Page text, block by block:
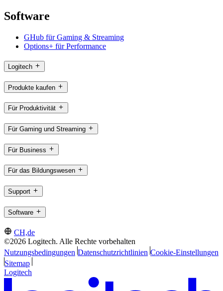
Software
GHub für Gaming & Streaming
Options+ für Performance
Logitech
Produkte kaufen
Für Produktivität
Für Gaming und Streaming
Für Business
Für das Bildungswesen
Support
Software
CH,de
©2026 Logitech. Alle Rechte vorbehalten
Nutzungsbedingungen Datenschutzrichtlinien Cookie-Einstellungen
Sitemap
Logitech